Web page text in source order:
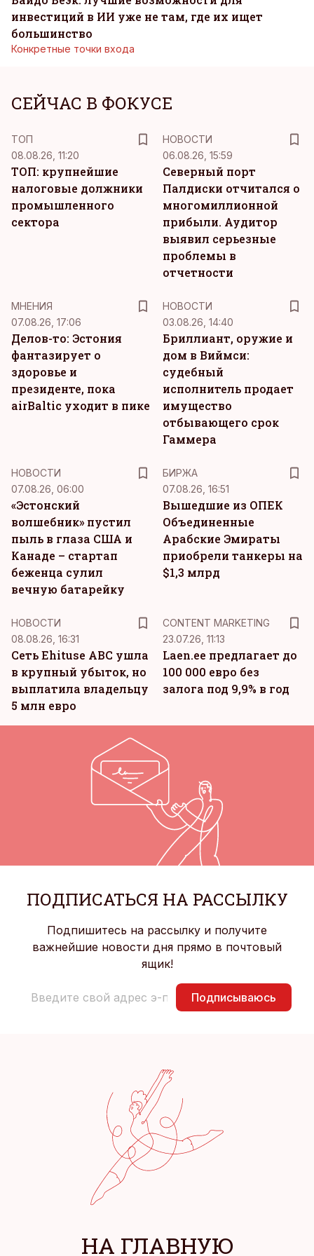
инвестиций в ИИ уже не там, где их ищет
большинство
Конкретные точки входа
СЕЙЧАС В ФОКУСЕ
ТОП
08.08.26, 11:20
ТОП: крупнейшие
налоговые должники
промышленного
сектора
НОВОСТИ
06.08.26, 15:59
Северный порт
Палдиски отчитался о
многомиллионной
прибыли. Аудитор
выявил серьезные
проблемы в
отчетности
MНЕНИЯ
07.08.26, 17:06
Делов-то: Эстония
фантазирует о
здоровье и
президенте, пока
airBaltic уходит в пике
НОВОСТИ
03.08.26, 14:40
Бриллиант, оружие и
дом в Виймси:
судебный
исполнитель продает
имущество
отбывающего срок
Гаммера
НОВОСТИ
07.08.26, 06:00
«Эстонский
волшебник» пустил
пыль в глаза США и
Канаде – стартап
беженца сулил
вечную батарейку
БИРЖА
07.08.26, 16:51
Вышедшие из ОПЕК
Объединенные
Арабские Эмираты
приобрели танкеры на
$1,3 млрд
НОВОСТИ
08.08.26, 16:31
Сеть Ehituse ABC ушла
в крупный убыток, но
выплатила владельцу
5 млн евро
CONTENT MARKETING
23.07.26, 11:13
Laen.ee предлагает до
100 000 евро без
залога под 9,9% в год
ПОДПИСАТЬСЯ НА РАССЫЛКУ
Подпишитесь на рассылку и получите
важнейшие новости дня прямо в почтовый
ящик!
Подписываюсь
НА ГЛАВНУЮ